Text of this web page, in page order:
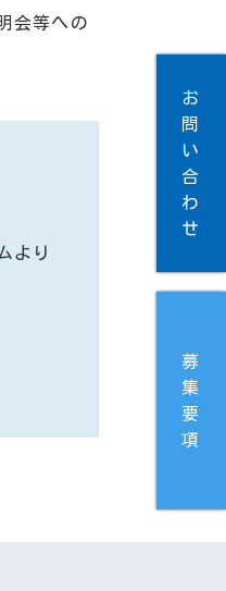
会等への
より
お
問
い
合
わ
せ
募
集
要
項